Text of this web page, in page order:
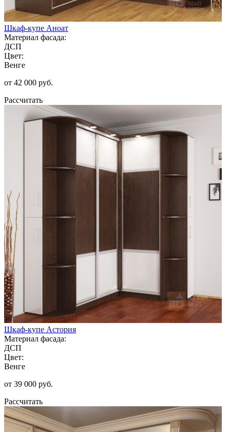
Шкаф-купе Аноат
Материал фасада:
ДСП
Цвет:
Венге
от 42 000 руб.
Рассчитать
Шкаф-купе Астория
Материал фасада:
ДСП
Цвет:
Венге
от 39 000 руб.
Рассчитать